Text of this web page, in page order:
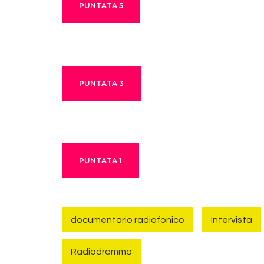
PUNTATA 5
PUNTATA 3
PUNTATA 1
documentario radiofonico Intervista
Radiodramma